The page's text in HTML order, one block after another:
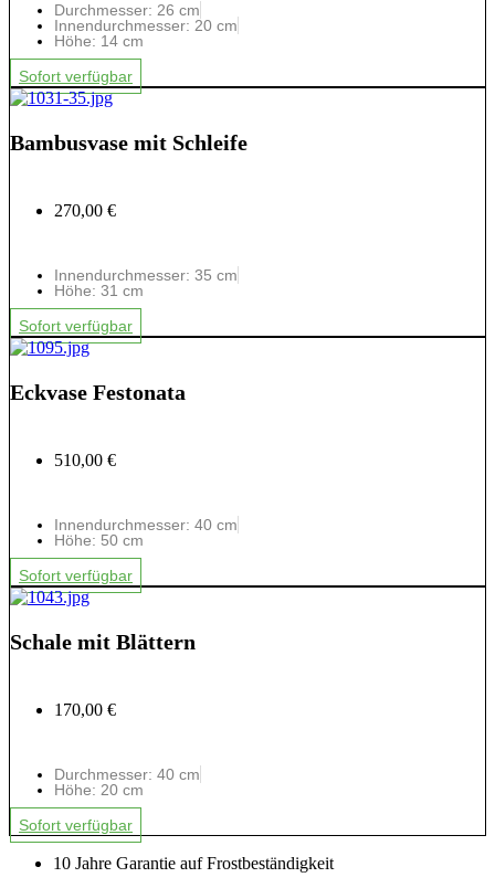
Durchmesser: 26 cm
Innendurchmesser: 20 cm
Höhe: 14 cm
Sofort verfügbar
Bambusvase mit Schleife
270,00 €
Innendurchmesser: 35 cm
Höhe: 31 cm
Sofort verfügbar
Eckvase Festonata
510,00 €
Innendurchmesser: 40 cm
Höhe: 50 cm
Sofort verfügbar
Schale mit Blättern
170,00 €
Durchmesser: 40 cm
Höhe: 20 cm
Sofort verfügbar
10 Jahre Garantie auf Frostbeständigkeit